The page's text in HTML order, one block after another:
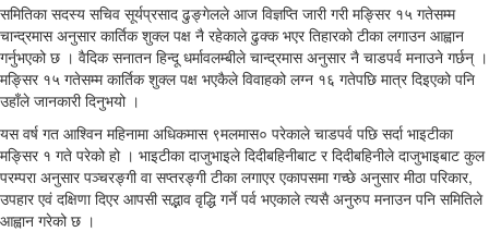
समितिका सदस्य सचिव सूर्यप्रसाद ढुङ्गेलले आज विज्ञप्ति जारी गरी मङ्सिर १५ गतेसम्म
चान्द्रमास अनुसार कार्तिक शुक्ल पक्ष नै रहेकाले ढुक्क भएर तिहारको टीका लगाउन आह्वान
गर्नुभएको छ । वैदिक सनातन हिन्दू धर्मावलम्बीले चान्द्रमास अनुसार नै चाडपर्व मनाउने गर्छन् ।
मङ्सिर १५ गतेसम्म कार्तिक शुक्ल पक्ष भएकैले विवाहको लग्न १६ गतेपछि मात्र दिइएको पनि
उहाँले जानकारी दिनुभयो ।
यस वर्ष गत आश्विन महिनामा अधिकमास ९मलमास० परेकाले चाडपर्व पछि सर्दा भाइटीका
मङ्सिर १ गते परेको हो । भाइटीका दाजुभाइले दिदीबहिनीबाट र दिदीबहिनीले दाजुभाइबाट कुल
परम्परा अनुसार पञ्चरङ्गी वा सप्तरङ्गी टीका लगाएर एकापसमा गच्छे अनुसार मीठा परिकार,
उपहार एवं दक्षिणा दिएर आपसी सद्भाव वृद्धि गर्ने पर्व भएकाले त्यसै अनुरुप मनाउन पनि समितिले
आह्वान गरेको छ ।